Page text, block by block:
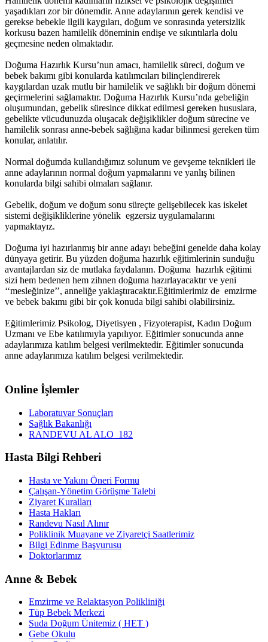
yaşadıkları zor bir dönemdir. Anne adaylarının gerek kendisi ve
gerekse bebekle ilgili kaygıları, doğum ve sonrasında yetersizlik
korkusu bazen hamilelik döneminin endişe ve sıkıntılarla dolu
geçmesine neden olmaktadır.
Doğuma Hazırlık Kursu’nun amacı, hamilelik süreci, doğum ve
bebek bakımı gibi konularda katılımcıları bilinçlendirerek
kaygılardan uzak mutlu bir hamilelik ve sağlıklı bir doğum dönemi
geçirmelerini sağlamaktır. Doğuma Hazırlık Kursu’nda gebeliğin
oluşumundan, gebelik süresince dikkat edilmesi gereken hususlara,
gebelikte vücudunuzda oluşacak değişiklikler doğum sürecine ve
hamilelik sonrası anne-bebek sağlığına kadar bilinmesi gereken tüm
konular, anlatılır.
Normal doğumda kullandığımız solunum ve gevşeme teknikleri ile
anne adaylarının normal doğum yapmalarını ve yanlış bilinen
konularda bilgi sahibi olmaları sağlanır.
Gebelik, doğum ve doğum sonu süreçte gelişebilecek kas iskelet
sistemi değişikliklerine yönelik egzersiz uygulamalarını
yapmaktayız.
Doğuma iyi hazırlanmış bir anne adayı bebeğini genelde daha kolay
dünyaya getirir. Bu yüzden doğuma hazırlık eğitimlerinin sunduğu
avantajlardan siz de mutlaka faydalanın. Doğuma hazırlık eğitimi
sizi hem bedenen hem zihnen doğuma hazırlayacaktır ve yeni
‘‘mesleğinize’’, anneliğe yaklaştıracaktır.Eğitimlerimiz de emzirme
ve bebek bakımı gibi bir çok konuda bilgi sahibi olabilirsiniz.
Eğitimlerimiz Psikolog, Diyetisyen , Fizyoterapist, Kadın Doğum
Uzmanı ve Ebe katılımıyla yapılıyor. Eğitimler sonucunda anne
adaylarımıza katılım belgesi verilmektedir. Eğitimler sonucunda
anne adaylarımıza katılım belgesi verilmektedir.
Online İşlemler
Laboratuvar Sonuçları
Sağlık Bakanlığı
RANDEVU AL ALO_182
Hasta Bilgi Rehberi
Hasta ve Yakını Öneri Formu
Çalışan-Yönetim Görüşme Talebi
Ziyaret Kuralları
Hasta Hakları
Randevu Nasıl Alınır
Poliklinik Muayane ve Ziyaretçi Saatlerimiz
Bilgi Edinme Başvurusu
Doktorlarımız
Anne & Bebek
Emzirme ve Relaktasyon Polikliniği
Tüp Bebek Merkezi
Suda Doğum Ünitemiz ( HET )
Gebe Okulu